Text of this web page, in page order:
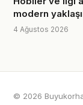
modern
4 Ağustos 2026
© 2026